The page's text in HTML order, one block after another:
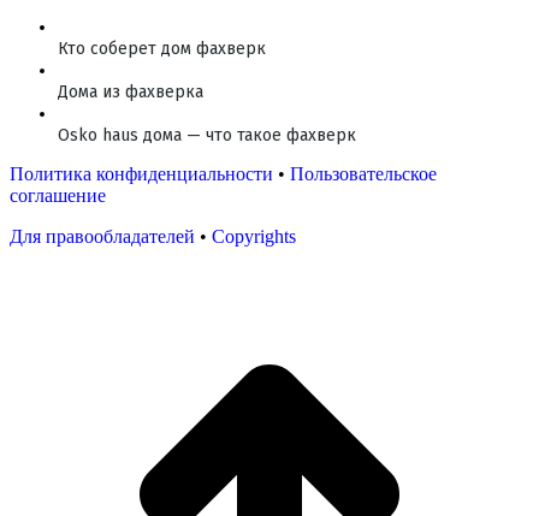
Кто соберет дом фахверк
Дома из фахверка
Osko haus дома — что такое фахверк
Политика конфиденциальности • Пользовательское
соглашение
Для правообладателей • Copyrights